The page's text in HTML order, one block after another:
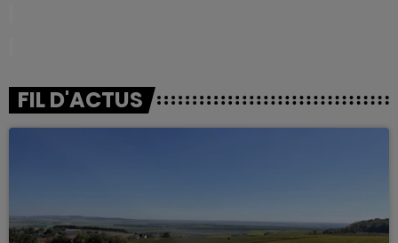
FIL D'ACTUS